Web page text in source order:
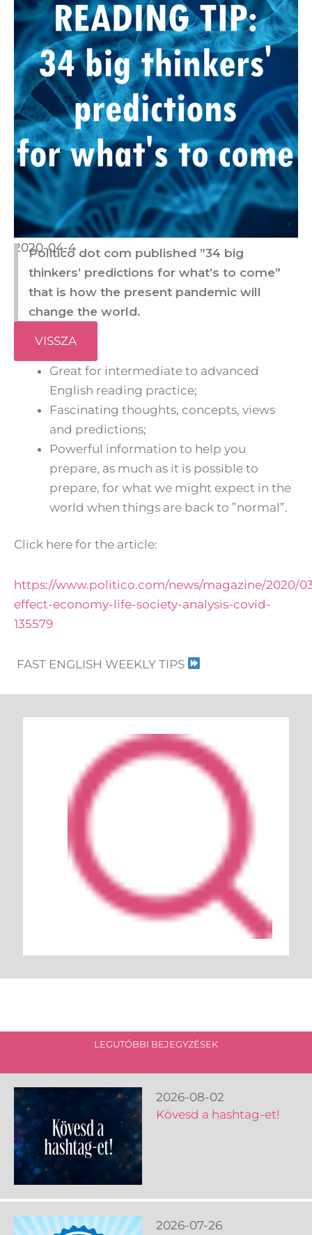
2020-04-4
Politico dot com published ”34 big
thinkers’ predictions for what’s to come”
that is how the present pandemic will
change the world.
VISSZA
Great for intermediate to advanced
English reading practice;
Fascinating thoughts, concepts, views
and predictions;
Powerful information to help you
prepare, as much as it is possible to
prepare, for what we might expect in the
world when things are back to ”normal”.
Click here for the article:
https://www.politico.com/news/magazine/2020/
effect-economy-life-society-analysis-covid-
135579
FAST ENGLISH WEEKLY TIPS
LEGUTÓBBI BEJEGYZÉSEK
2026-08-02
Kövesd a hashtag-et!
2026-07-26